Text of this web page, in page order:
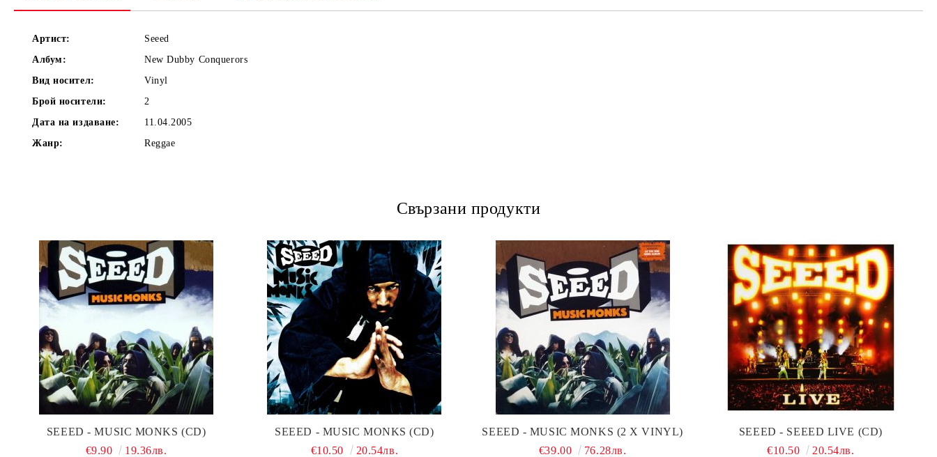
Артист:
Seeed
Албум:
New Dubby Conquerors
Вид носител:
Vinyl
Брой носители:
2
Дата на издаване:
11.04.2005
Жанр:
Reggae
Свързани продукти
SEEED - MUSIC MONKS (CD)
€9.90
19.36лв.
SEEED - MUSIC MONKS (CD)
€10.50
20.54лв.
SEEED - MUSIC MONKS (2 X VINYL)
€39.00
76.28лв.
SEEED - SEEED LIVE (CD)
€10.50
20.54лв.